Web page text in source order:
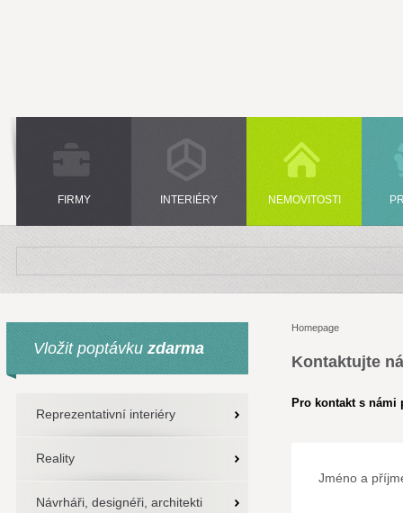
FIRMY INTERIÉRY NEMOVITOSTI
Vložit poptávku zdarma
Reprezentativní interiéry
Reality
Návrháři, designéři, architekti
Homepage
Kontaktujte
Pro kontakt s
Jméno a